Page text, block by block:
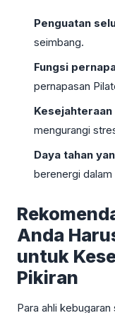
Penguatan
seimbang.
Fungsi
pernapasan
mengurangi
Daya tahan
berenergi dalam
Anda
untuk
Pikiran
Para ahli